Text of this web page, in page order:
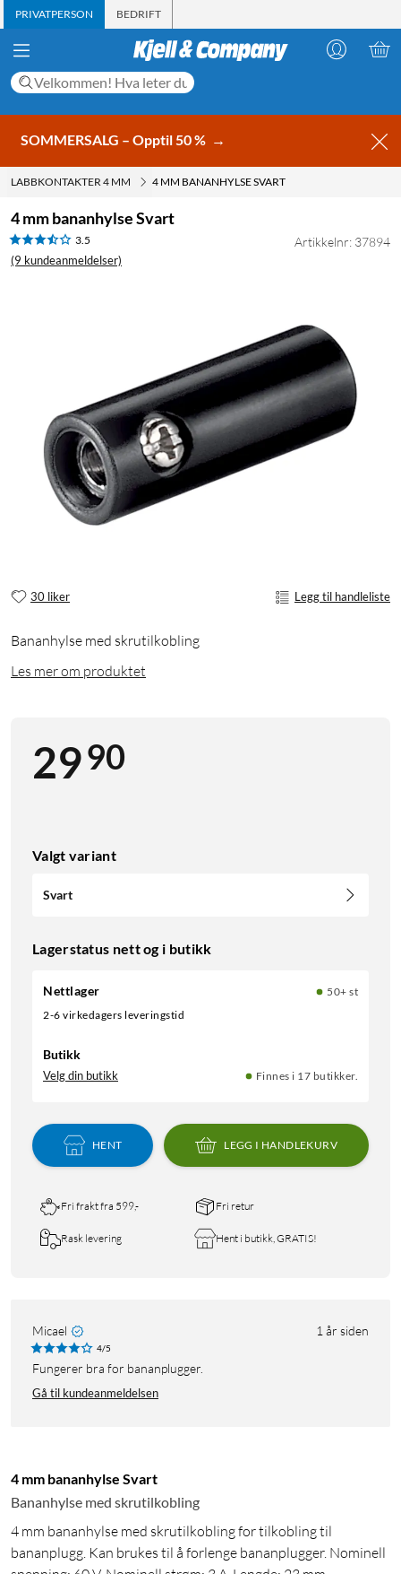
PRIVATPERSON BEDRIFT
SOMMERSALG – Opptil 50 % →
LABBKONTAKTER 4 MM 4 MM BANANHYLSE SVART
4 mm bananhylse Svart
3.5
(9 kundeanmeldelser)
Artikkelnr: 37894
30 liker Legg til handleliste
Bananhylse med skrutilkobling
Les mer om produktet
2990
Valgt variant
Svart
Lagerstatus nett og i butikk
Nettlager
50+ st
2-6 virkedagers leveringstid
Butikk
Velg din butikk Finnes i 17 butikker.
HENT LEGG I HANDLEKURV
Fri frakt fra 599,- Fri retur
Rask levering Hent i butikk, GRATIS!
Micael 1 år siden
4/5
Fungerer bra for bananplugger.
Gå til kundeanmeldelsen
4 mm bananhylse Svart
Bananhylse med skrutilkobling
4 mm bananhylse med skrutilkobling for tilkobling til
bananplugg. Kan brukes til å forlenge bananplugger. Nominell